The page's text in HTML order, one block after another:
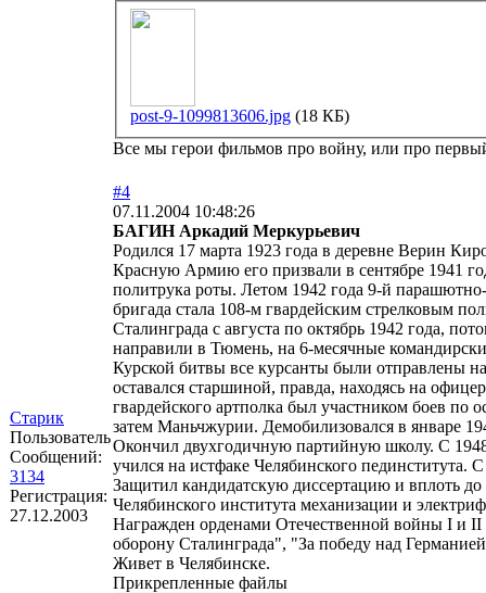
post-9-1099813606.jpg (18 КБ)
Все мы герои фильмов про войну, или про
Старик
Пользователь
Сообщений:
3134
Регистрация:
27.12.2003
#4
07.11.2004 10:48:26
БАГИН Аркадий Меркурьевич
Родился 17 марта 1923 года в деревне Верин
Красную Армию его призвали в сентябре 1941
политрука роты. Летом 1942 года 9-й
бригада стала 108-м гвардейским стрелковым
Сталинграда с августа по октябрь 1942 года,
направили в Тюмень, на 6-месячные
Курской битвы все курсанты были отправлены
оставался старшиной, правда, находясь на
гвардейского артполка был участником боев
затем Маньчжурии. Демобилизовался в январе
Окончил двухгодичную партийную школу. С
учился на истфаке Челябинского
Защитил кандидатскую диссертацию и вплоть
Челябинского института механизации и
Награжден орденами Отечественной войны I и II
оборону Сталинграда", "За победу над
Живет в Челябинске.
Прикрепленные файлы